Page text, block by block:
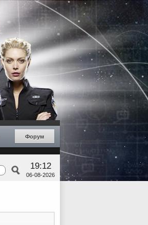
Форум
19:12
06-08-2026